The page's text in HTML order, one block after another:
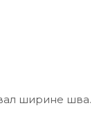
ширине шва.